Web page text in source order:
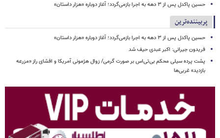
حسین پاکدل پس از ۳ دهه به اجرا بازمی‌گردد؛ آغاز دوباره «هزار داستان»
پربیننده‌ترین
حسین پاکدل پس از ۳ دهه به اجرا بازمی‌گردد؛ آغاز دوباره «هزار داستان»
فریدون جیرانی: اکبر عبدی حیف شد
پشت پرده سیلی محکم بی‌تی‌اس بر صورت گرمی/ زوال هژمونی آمریکا و افشای راز «مزرعه
بازدید» غربی‌ها